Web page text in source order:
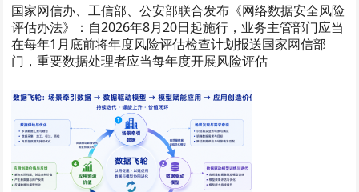
国家网信办、工信部、公安部联合发布《网络数据安全风险
评估办法》：自2026年8月20日起施行，业务主管部门应当
在每年1月底前将年度风险评估检查计划报送国家网信部
门，重要数据处理者应当每年度开展风险评估